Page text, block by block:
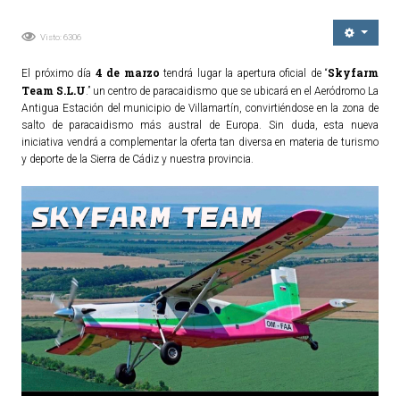
Servicios Municipales
Accesibilidad
SERVICIOS
Salud
Deportes
Centros Sociales y Asistenciales
Medio Ambiente
Transportes
Empleo y Seguridad Social
Seguridad
Servicios Comarcales
Visto: 6306
El próximo día 4 de marzo tendrá lugar la apertura oficial de “Skyfarm
Team S.L.U.” un centro de paracaidismo que se ubicará en el Aeródromo La
Antigua Estación del municipio de Villamartín, convirtiéndose en la zona de
salto de paracaidismo más austral de Europa. Sin duda, esta nueva
iniciativa vendrá a complementar la oferta tan diversa en materia de turismo
y deporte de la Sierra de Cádiz y nuestra provincia.